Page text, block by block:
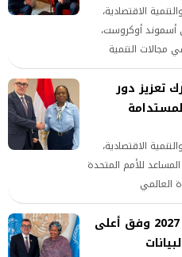
الاقتصادية،
أسموند أوكروست،
مجالات التنمية
تعزيز دور
الاقتصادية،
المساعد للأمم المتحدة
العالمي
وزير التخطيط: نستعد لتعداد 2027 وفق أعلى